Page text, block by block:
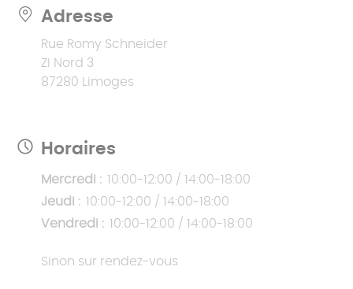
Adresse
Rue Romy Schneider
ZI Nord 3
87280 Limoges
Horaires
Mercredi : 10:00-12:00 / 14:00-18:00
Jeudi : 10:00-12:00 / 14:00-18:00
Vendredi : 10:00-12:00 / 14:00-18:00
Sinon sur rendez-vous